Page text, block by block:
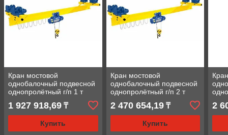
Кран мостовой
однобалочный подвесной
однопролётный г/п 1 т
1 927 918,69 ₸
Купить
Кран мостовой
однобалочный подвесной
однопролётный г/п 2 т
2 470 654,19₸
Купить
2